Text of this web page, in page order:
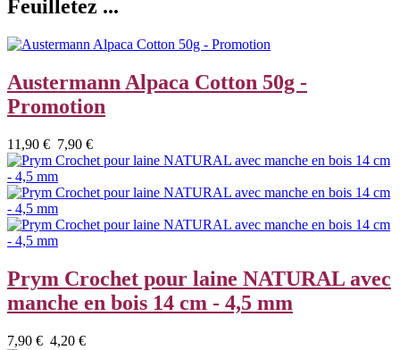
Feuilletez ...
Austermann Alpaca Cotton 50g -
Promotion
11,90 € 7,90 €
Prym Crochet pour laine NATURAL avec
manche en bois 14 cm - 4,5 mm
7,90 € 4,20 €